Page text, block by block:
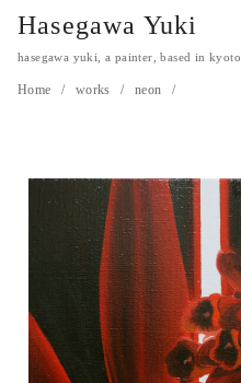
Hasegawa Yuki
hasegawa yuki, a painter, based in kyoto.
Home works neon